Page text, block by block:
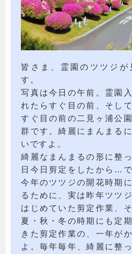
皆さま、霊園のツツジが
す。
写真は今日の午前。霊園
れたらすぐ目の前、そし
すぐ目の前の二見ヶ浦公
群です。綺麗にまんまる
いですよ。
綺麗なまんまるの形に整
日今日剪定をしたから…
今年のツツジの開花時期
るために、実は昨年ツツ
はじめていた剪定作業、
夏・秋・冬の時期にも定
きた剪定作業の、一年が
よ。毎年毎年、綺麗に整